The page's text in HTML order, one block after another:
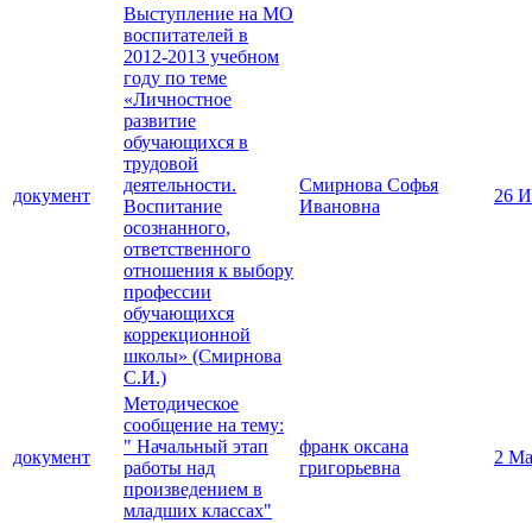
документ
Выступление на МО
воспитателей в
2012-2013 учебном
году по теме
«Личностное
развитие
обучающихся в
трудовой
деятельности.
Воспитание
осознанного,
ответственного
отношения к выбору
профессии
обучающихся
коррекционной
школы» (Смирнова
С.И.)
Смирнова Софья
Ивановна
26
документ
Методическое
сообщение на тему:
" Начальный этап
работы над
произведением в
младших классах"
франк оксана
григорьевна
2